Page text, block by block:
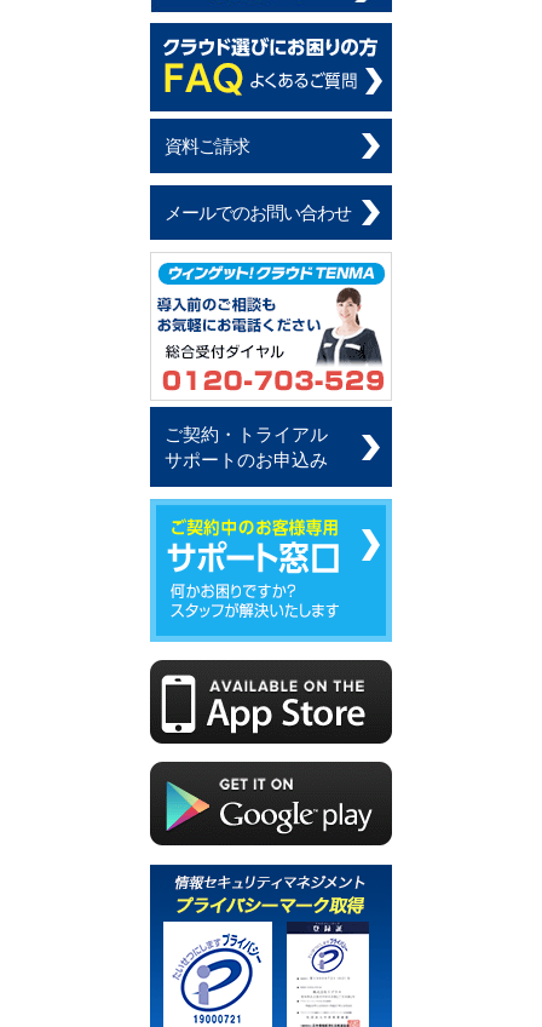
資料ご請求
メールでのお問い合わせ
ご契約・トライアル
サポートのお申込み